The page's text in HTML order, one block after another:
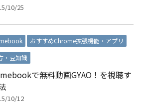
10/25
おすすめChrome拡張機能・アプリ
・豆知識
で無料動画GYAO！を視聴す
10/12